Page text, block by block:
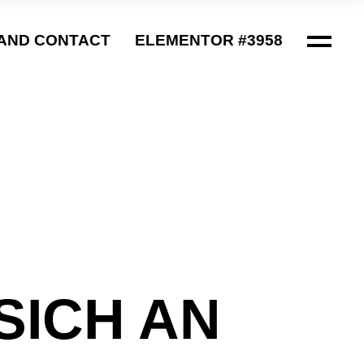
CONTACT ELEMENTOR #3958
AN